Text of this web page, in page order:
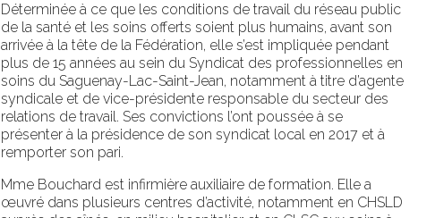
Déterminée à ce que les conditions de travail du réseau public
de la santé et les soins offerts soient plus humains, avant son
arrivée à la tête de la Fédération, elle s’est impliquée pendant
plus de 15 années au sein du Syndicat des professionnelles en
soins du Saguenay-Lac-Saint-Jean, notamment à titre d’agente
syndicale et de vice-présidente responsable du secteur des
relations de travail. Ses convictions l’ont poussée à se
présenter à la présidence de son syndicat local en 2017 et à
remporter son pari.
Mme Bouchard est infirmière auxiliaire de formation. Elle a
œuvré dans plusieurs centres d’activité, notamment en CHSLD